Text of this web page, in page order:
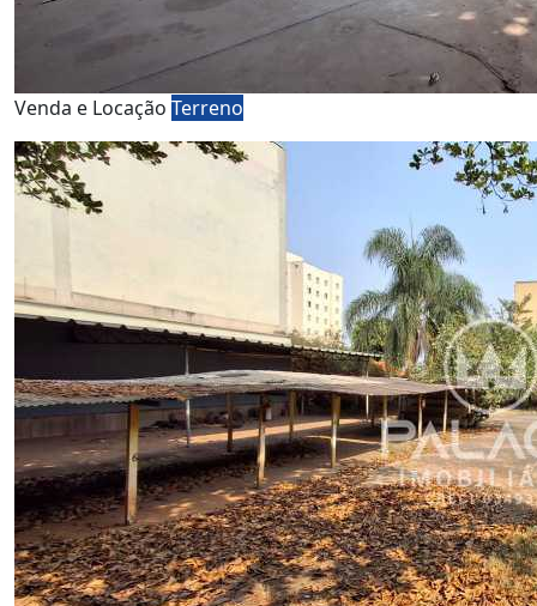
Venda e Locação Terreno